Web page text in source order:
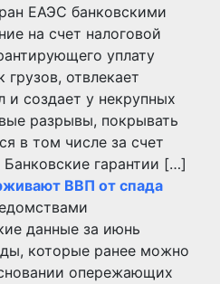
ЕАЭС банковскими
на счет налоговой
уплату
грузов, отвлекает
и создает у некрупных
разрывы, покрывать
в том числе за счет
гарантии […]
ВВП от спада
данные за июнь
которые ранее можно
опережающих